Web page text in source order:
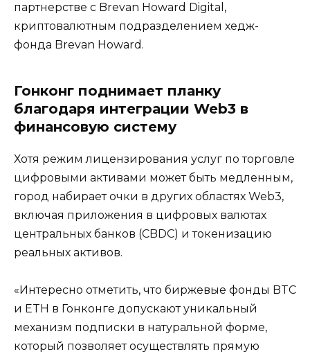
партнерстве с Brevan Howard Digital,
криптовалютным подразделением хедж-
фонда Brevan Howard.
Гонконг поднимает планку
благодаря интеграции Web3 в
финансовую систему
Хотя режим лицензирования услуг по торговле
цифровыми активами может быть медленным,
город набирает очки в других областях Web3,
включая приложения в цифровых валютах
центральных банков (CBDC) и токенизацию
реальных активов.
«Интересно отметить, что биржевые фонды BTC
и ETH в Гонконге допускают уникальный
механизм подписки в натуральной форме,
который позволяет осуществлять прямую